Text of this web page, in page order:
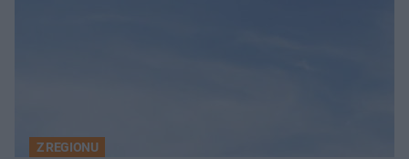
Z REGIONU